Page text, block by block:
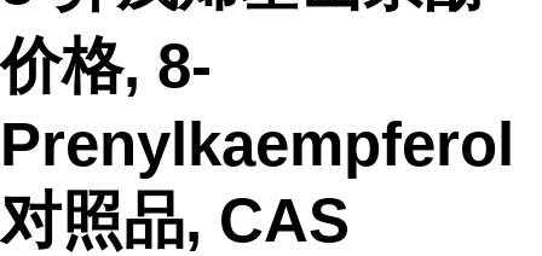
价格, 8-
Prenylkaempferol
对照品, CAS